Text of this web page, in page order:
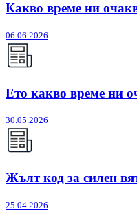
Какво време ни
06.06.2026
Ето какво време ни
30.05.2026
Жълт код за силен
25.04.2026